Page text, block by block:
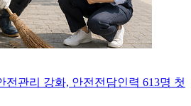
전관리 강화, 안전전담인력 613명 첫